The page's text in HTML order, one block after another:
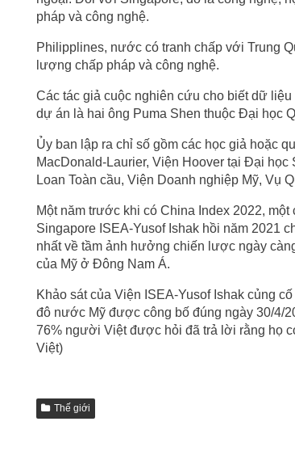
pháp và công nghệ.
Philipplines, nước có tranh chấp với Trung
lượng chấp pháp và công nghệ.
Các tác giả cuộc nghiên cứu cho biết dữ
dự án là hai ông Puma Shen thuộc Đại học
Ủy ban lập ra chỉ số gồm các học giả hoặc
MacDonald-Laurier, Viện Hoover tại Đại
Loan Toàn cầu, Viện Doanh nghiệp Mỹ, Vụ
Một năm trước khi có China Index 2022,
Singapore ISEA-Yusof Ishak hồi năm 2021
nhất về tầm ảnh hưởng chiến lược ngày
của Mỹ ở Đông Nam Á.
Khảo sát của Viện ISEA-Yusof Ishak củng
đô nước Mỹ được công bố đúng ngày 30/4/
76% người Việt được hỏi đã trả lời rằng họ
Việt)
Thế giới